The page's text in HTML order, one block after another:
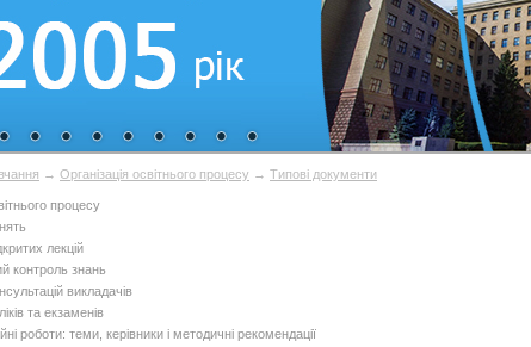
→ Організація освітнього процесу → Типові документи
процесу
лекцій
контроль знань
викладачів
та екзаменів
роботи: теми, керівники і методичні рекомендації